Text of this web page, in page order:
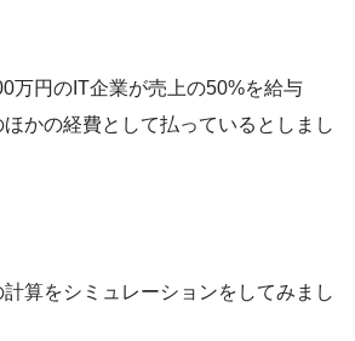
万円のIT企業が売上の50%を給与
かの経費として払っているとしまし
計算をシミュレーションをしてみまし